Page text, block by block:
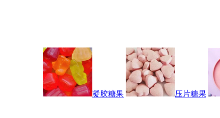
凝胶糖果 压片糖果